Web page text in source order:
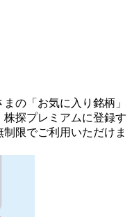
まの 「お気に入り銘柄」
株探プレミアムに登録す
限でご利用いただけま